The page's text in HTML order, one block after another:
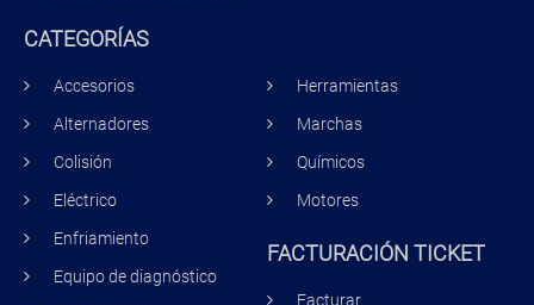
CATEGORÍAS
Accesorios
Alternadores
Colisión
Eléctrico
Enfriamiento
Equipo de diagnóstico
Herramientas
Marchas
Químicos
Motores
FACTURACIÓN TICKET
Facturar